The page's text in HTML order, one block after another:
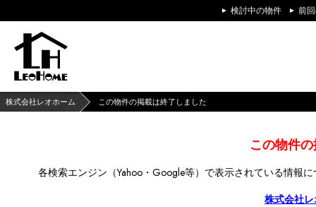
検討中の物件 前
株式会社レオホーム この物件の掲載は終了しました
この物件
各検索エンジン（Yahoo・Google等）で表示されている情報
株式会社